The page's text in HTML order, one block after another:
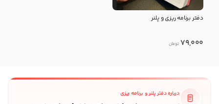
دفتر برنامه ریزی و پلنر
79,000 تومان
درباره دفتر پلنر و برنامه ریزی